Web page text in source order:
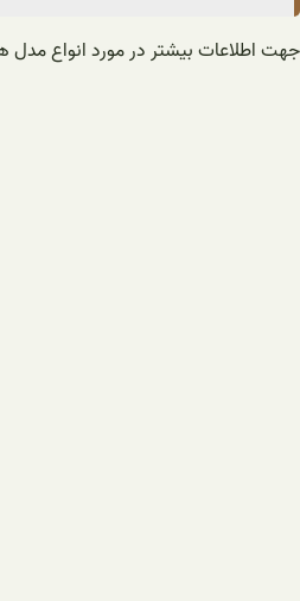
جهت اطلاعات بیشتر در مورد انواع مدل